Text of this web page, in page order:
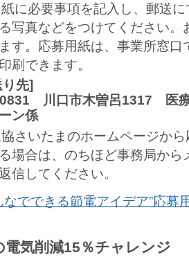
に必要事項を記入し、郵送
写真などをつけてください
す。応募用紙は、事業所窓
刷できます。
り先]
川口市木曽呂1317 医療
ン係
さいたまのホームページか
場合は、のちほど事務局から
信してください。
なでできる節電アイデア”応募
電気削減15％チャレンジ